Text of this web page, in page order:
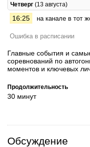
Четверг (13 августа)
16:25 на канале в тот
Ошибка в расписании
Главные события и
соревнований по
моментов и ключевых
Продолжительность
30 минут
Обсуждение